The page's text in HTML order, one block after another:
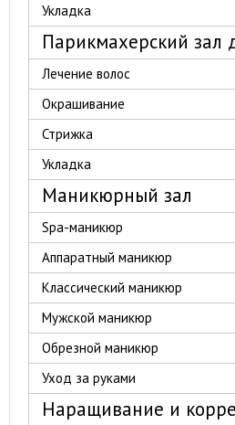
Укладка
Парикмахерский зал
Лечение волос
Окрашивание
Стрижка
Укладка
Маникюрный зал
Spa-маникюр
Аппаратный маникюр
Классический маникюр
Мужской маникюр
Обрезной маникюр
Уход за руками
Наращивание и